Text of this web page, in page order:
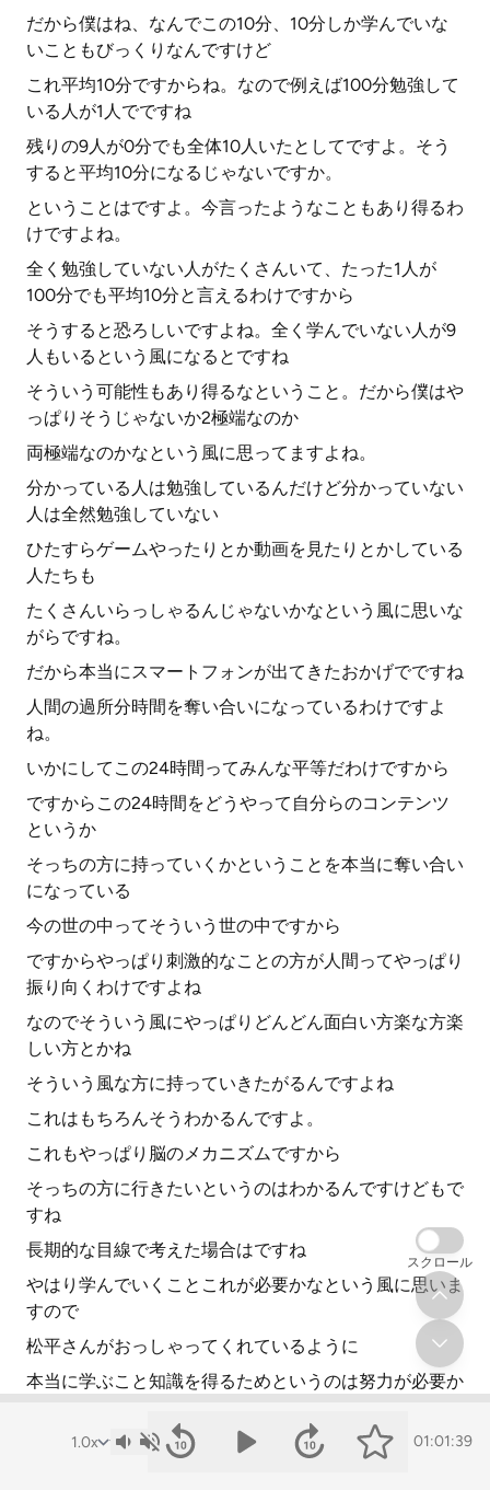
だから僕はね、なんでこの10分、10分しか学んでいな
いこともびっくりなんですけど
これ平均10分ですからね。なので例えば100分勉強して
いる人が1人でですね
残りの9人が0分でも全体10人いたとしてですよ。そう
すると平均10分になるじゃないですか。
ということはですよ。今言ったようなこともあり得るわ
けですよね。
全く勉強していない人がたくさんいて、たった1人が
100分でも平均10分と言えるわけですから
そうすると恐ろしいですよね。全く学んでいない人が9
人もいるという風になるとですね
そういう可能性もあり得るなということ。だから僕はや
っぱりそうじゃないか2極端なのか
両極端なのかなという風に思ってますよね。
分かっている人は勉強しているんだけど分かっていない
人は全然勉強していない
ひたすらゲームやったりとか動画を見たりとかしている
人たちも
たくさんいらっしゃるんじゃないかなという風に思いな
がらですね。
だから本当にスマートフォンが出てきたおかげでですね
人間の過所分時間を奪い合いになっているわけですよ
ね。
いかにしてこの24時間ってみんな平等だわけですから
ですからこの24時間をどうやって自分らのコンテンツ
というか
そっちの方に持っていくかということを本当に奪い合い
になっている
今の世の中ってそういう世の中ですから
ですからやっぱり刺激的なことの方が人間ってやっぱり
振り向くわけですよね
なのでそういう風にやっぱりどんどん面白い方楽な方楽
しい方とかね
そういう風な方に持っていきたがるんですよね
これはもちろんそうわかるんですよ。
これもやっぱり脳のメカニズムですから
そっちの方に行きたいというのはわかるんですけどもで
すね
長期的な目線で考えた場合はですね
やはり学んでいくことこれが必要かなという風に思いま
すので
松平さんがおっしゃってくれているように
本当に学ぶこと知識を得るためというのは努力が必要か
引き続きまた松平さんも一緒に学んでいきたいと思いま
01:01:39
スクロール